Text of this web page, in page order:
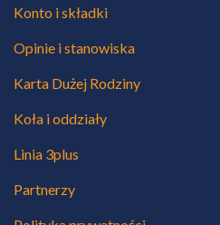
Konto i składki
Opinie i stanowiska
Karta Dużej Rodziny
Koła i oddziały
Linia 3plus
Partnerzy